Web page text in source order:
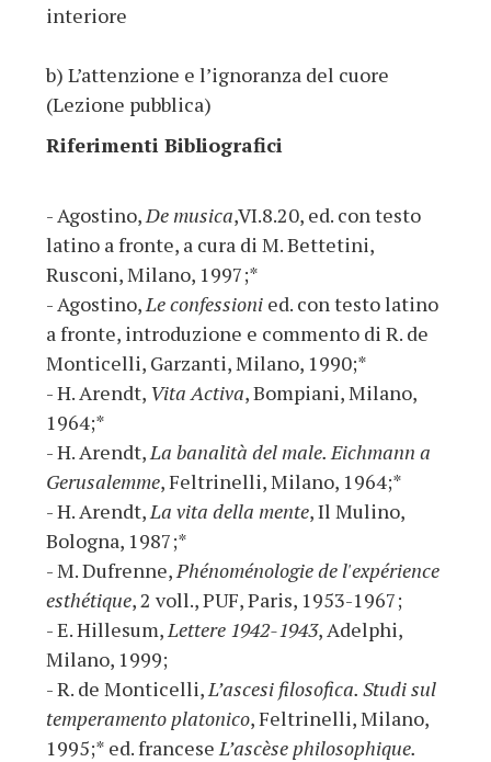
interiore
b) L’attenzione e l’ignoranza del cuore
(Lezione pubblica)
Riferimenti Bibliografici
- Agostino,De musica,VI.8.20, ed. con testo
latino a fronte, a cura di M. Bettetini,
Rusconi, Milano, 1997;*
- Agostino,Le confessioni ed. con testo latino
a fronte, introduzione e commento di R. de
Monticelli, Garzanti, Milano, 1990;*
- H. Arendt, Vita Activa, Bompiani, Milano,
1964;*
- H. Arendt,La banalità del male. Eichmann a
Gerusalemme, Feltrinelli, Milano, 1964;*
- H. Arendt,La vita della mente, Il Mulino,
Bologna, 1987;*
- M. Dufrenne,Phénoménologie de l'expérience
esthétique, 2 voll., PUF, Paris, 1953-1967;
- E. Hillesum,Lettere 1942-1943, Adelphi,
Milano, 1999;
- R. de Monticelli,L’ascesi filosofica. Studi sul
temperamento platonico, Feltrinelli, Milano,
1995;* ed. franceseL’ascèse philosophique.